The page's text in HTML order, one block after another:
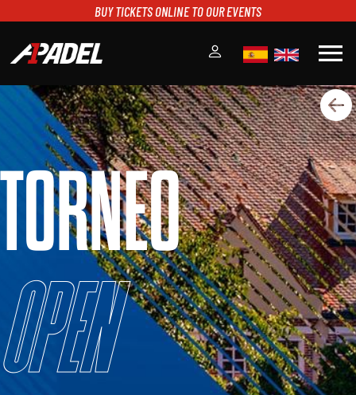
BUY TICKETS ONLINE TO OUR EVENTS
menu
A1PADEL
RANKING
CALENDARIO
TORNEOS
NOTICIAS
MULTIMEDIA
SCOREBOARD
STREAMING
TORNEO
Open